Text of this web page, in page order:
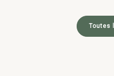
Toutes